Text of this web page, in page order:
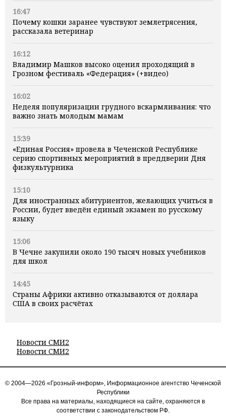
16:47
Почему кошки заранее чувствуют землетрясения,
рассказала ветеринар
16:12
Владимир Машков высоко оценил проходящий в
Грозном фестиваль «Федерация» (+видео)
16:02
Неделя популяризации грудного вскармливания: что
важно знать молодым мамам
15:39
«Единая Россия» провела в Чеченской Республике
серию спортивных мероприятий в преддверии Дня
физкультурника
15:10
Для иностранных абитуриентов, желающих учиться в
России, будет введён единый экзамен по русскому
языку
15:06
В Чечне закупили около 190 тысяч новых учебников
для школ
14:45
Страны Африки активно отказываются от доллара
США в своих расчётах
Новости СМИ2
Новости СМИ2
© 2004—2026 «Грозный-информ», Информационное агентство Чеченской
Республики
Все права на материалы, находящиеся на сайте, охраняются в
соответствии с законодательством РФ.